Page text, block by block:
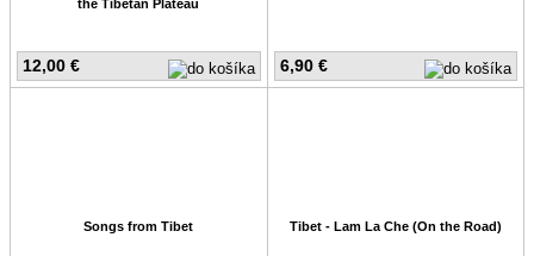
12,00 €
the Tibetan Plateau
6,90 €
Songs from Tibet Tibet - Lam La Che (On the Road)